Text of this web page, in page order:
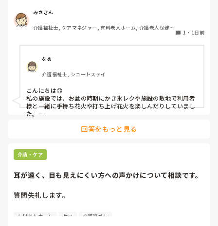
族が面会に来る…などでした。お盆まであと少しです。何か
していることがあればぜひシェアよろしくお願いします。
みさきん
介護福祉士, ケアマネジャー, 有料老人ホーム, 介護老人保健施
1 ・ 1日前
なる
介護福祉士, ショートステイ
こんにちは😊
私の施設では、お盆の時期にかき氷レクや施設の敷地で利用者
様と一緒に手持ち花火や打ち上げ花火を楽しんだりしていまし
た。
利用者様にとっても良い経験にもなりますね！
回答をもっと見る
介助・ケア
耳が遠く、目も見えにくい方への声かけについて相談です。
質問失礼します。
耳が遠く、目もあまり見えていない利用者様への声かけにつ
有料老人ホーム ケア 介護福祉士